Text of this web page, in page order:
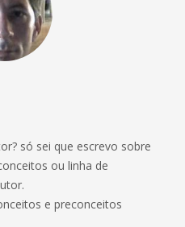
só sei que escrevo sobre
ou linha de
e preconceitos